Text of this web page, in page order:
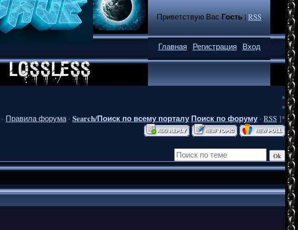
Приветствую Вас Гость|RSS
Главная | Регистрация | Вход
*
*
· Правила форума · Search/Поиск по всему порталу Поиск по форуму · RSS ]*